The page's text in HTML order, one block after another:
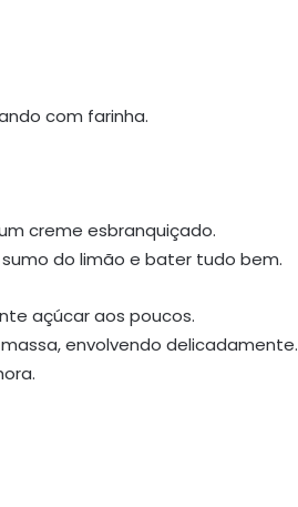
com farinha.
creme esbranquiçado.
do limão e bater tudo bem.
açúcar aos poucos.
envolvendo delicadamente.